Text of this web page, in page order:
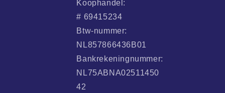
Koophandel:
# 69415234
Btw-nummer:
NL857866436B01
Bankrekeningnummer:
NL75ABNA02511450
42